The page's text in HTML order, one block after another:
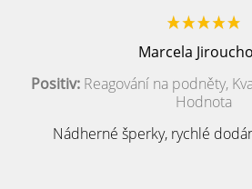
Marcela
Positiv:Reagování na podněty,
Hodnota
Nádherné šperky, rychlé